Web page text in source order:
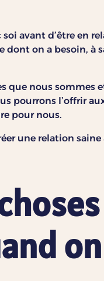
avant d’être en
dont on a besoin, à
que nous sommes
pourrons l’offrir
pour nous.
une relation